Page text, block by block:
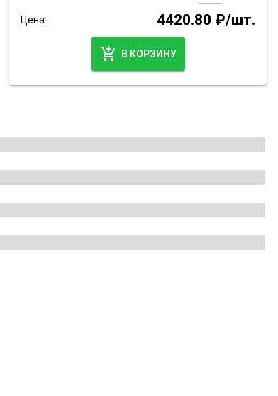
Цена:
4420.80 ₽/шт.
add_shopping_cart
В КОРЗИНУ